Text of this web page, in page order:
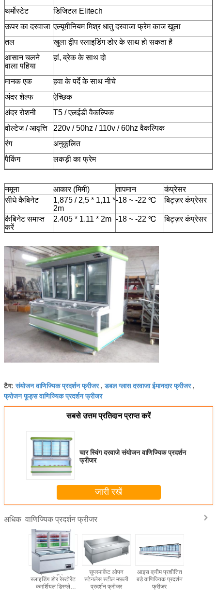
थर्मोस्टेट
डिजिटल Elitech
ऊपर का दरवाजा एल्यूमीनियम मिश्र धातु दरवाजा फ्रेम काज खुला
तल
खुला द्वीप स्लाइडिंग डोर के साथ हो सकता है
आसान चलने
वाला पहिया
हां, ब्रेक के साथ दो
मानक एक
हवा के पर्दे के साथ नीचे
अंदर शेल्फ
ऐच्छिक
अंदर रोशनी
T5 / एलईडी वैकल्पिक
वोल्टेज / आवृत्ति
220v / 50hz / 110v / 60hz वैकल्पिक
रंग
अनुकूलित
पैकिंग
लकड़ी का फ्रेम
नमूना आकार (मिमी) तापमान
कंप्रेसर
सीधे कैबिनेट
1,875 / 2,5 * 1,11 *
2m
-18 ~ -22 ℃ बिट्ज़र कंप्रेसर
कैबिनेट समाप्त
करें
2.405 * 1.11 * 2m -18 ~ -22 ℃ बिट्ज़र कंप्रेसर
टैग:संयोजन वाणिज्यिक प्रदर्शन फ्रीजर,डबल ग्लास दरवाजा ईमानदार फ्रीजर,
फ्रोजन फूड्स वाणिज्यिक प्रदर्शन फ्रीजर
सबसे उत्तम प्रतिदान प्राप्त करें
चार स्विंग दरवाजे संयोजन वाणिज्यिक प्रदर्शन
फ्रीजर
जारी रखें
अधिक वाणिज्यिक प्रदर्शन फ्रीजर
फ्रोजन फूड्स
स्लाइडिंग डोर रेस्टोरेंट
कमर्शियल डिस्प्ले
सुपरमार्केट ओपन
स्टेनलेस स्टील मछली
प्रदर्शन फ्रीजर
आइस क्रीम प्रशीतित
बड़े वाणिज्यिक प्रदर्शन
फ्रीजर